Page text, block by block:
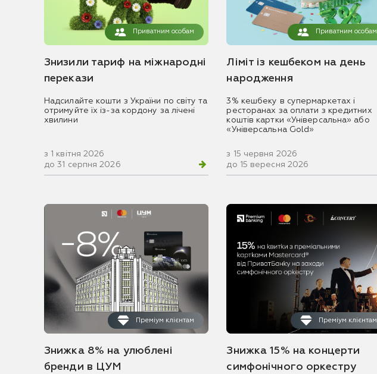
Приватним особам
Знизили тариф на міжнародні
перекази
Надсилайте кошти з України по світу та
отримуйте їх із-за кордону за лічені
хвилини
з 1 квітня 2026
до 31 серпня 2026
Приватним особам
Ліміт із кешбеком на день
народження
3% кешбеку в супермаркетах і
ресторанах за оплати з кредитних
коштів картки «Універсальна» або
«Універсальна Gold»
з 15 червня 2026
до 15 вересня 2026
Преміум клієнтам
Знижка 8% на улюблені
бренди в ЦУМ
Преміум клієнтам
Знижка 15% на концерти
симфонічного оркестру